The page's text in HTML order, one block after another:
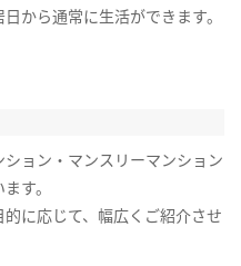
から通常に生活ができます。
ション・マンスリーマンション
す。
に応じて、幅広くご紹介させ